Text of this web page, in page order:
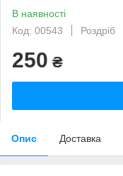
В наявності
Код: 00543
Роздріб
250 ₴
Опис Доставка